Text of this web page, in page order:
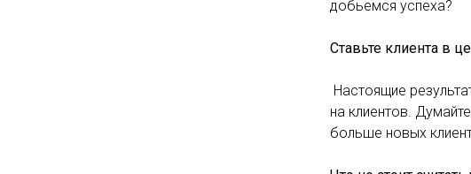
добьемся успеха?
Ставьте клиента в
Настоящие
на клиентов.
больше новых